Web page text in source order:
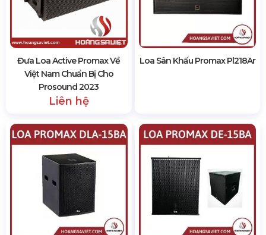
Đưa Loa Active Promax Về
Việt Nam Chuẩn Bị Cho
Prosound 2023
Liên hệ
Loa Sân Khấu Promax Pl218Ar